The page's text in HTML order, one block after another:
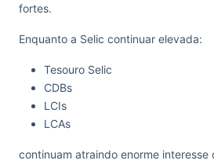
fortes.
Enquanto a Selic continuar elevada:
Tesouro Selic
CDBs
LCIs
LCAs
continuam atraindo enorme interesse